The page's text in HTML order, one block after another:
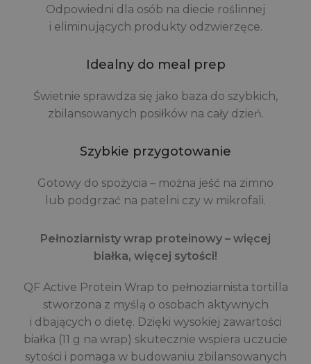
Odpowiedni dla osób na diecie roślinnej
i eliminujących produkty odzwierzęce.
Idealny do meal prep
Świetnie sprawdza się jako baza do szybkich,
zbilansowanych posiłków na cały dzień.
Szybkie przygotowanie
Gotowy do spożycia – można jeść na zimno
lub podgrzać na patelni czy w mikrofali.
Pełnoziarnisty wrap proteinowy – więcej
białka, więcej sytości!
QF Active Protein Wrap to pełnoziarnista tortilla
stworzona z myślą o osobach aktywnych
i dbających o dietę. Dzięki wysokiej zawartości
białka (11 g na wrap) skutecznie wspiera uczucie
sytości i pomaga w budowaniu zbilansowanych